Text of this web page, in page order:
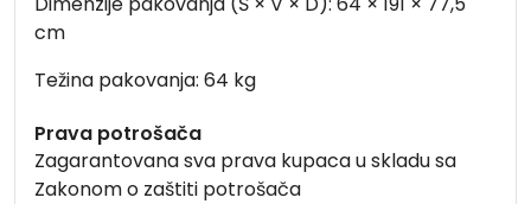
cm
Težina pakovanja: 64 kg
Prava potrošača
Zagarantovana sva prava kupaca u skladu sa
Zakonom o zaštiti potrošača